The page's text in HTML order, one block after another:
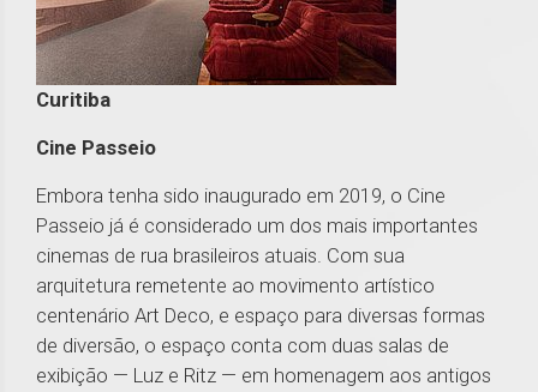
Curitiba
Cine Passeio
Embora tenha sido inaugurado em 2019, o Cine
Passeio já é considerado um dos mais importantes
cinemas de rua brasileiros atuais. Com sua
arquitetura remetente ao movimento artístico
centenário Art Deco, e espaço para diversas formas
de diversão, o espaço conta com duas salas de
exibição — Luz e Ritz — em homenagem aos antigos